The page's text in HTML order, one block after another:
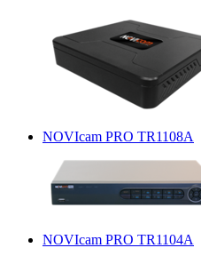
NOVIcam PRO TR1108A
NOVIcam PRO TR1104A